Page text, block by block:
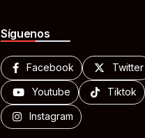
Síguenos
Facebook Twitter
Youtube Tiktok
Instagram